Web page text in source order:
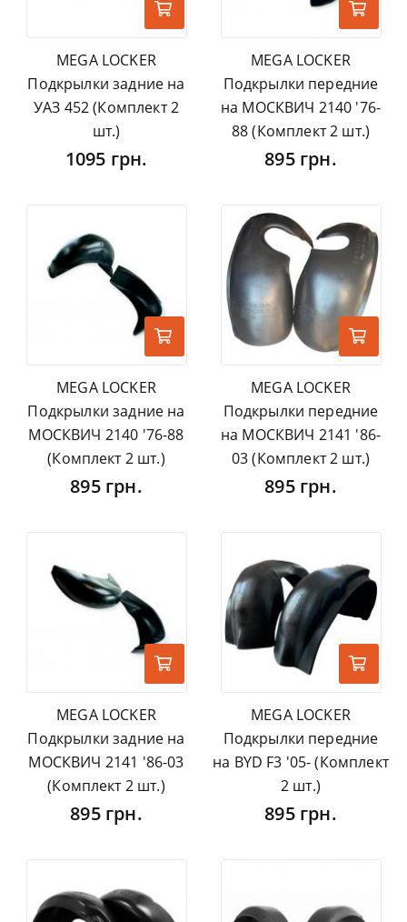
MEGA LOCKER
Подкрылки задние на
УАЗ 452 (Комплект 2
шт.)
1095 грн.
MEGA LOCKER
Подкрылки передние
на МОСКВИЧ 2140 '76-
88 (Комплект 2 шт.)
895 грн.
MEGA LOCKER
Подкрылки задние на
МОСКВИЧ 2140 '76-88
(Комплект 2 шт.)
895 грн.
MEGA LOCKER
Подкрылки передние
на МОСКВИЧ 2141 '86-
03 (Комплект 2 шт.)
895 грн.
MEGA LOCKER
Подкрылки задние на
МОСКВИЧ 2141 '86-03
(Комплект 2 шт.)
895 грн.
MEGA LOCKER
Подкрылки передние
на BYD F3 '05- (Комплект
2 шт.)
895 грн.